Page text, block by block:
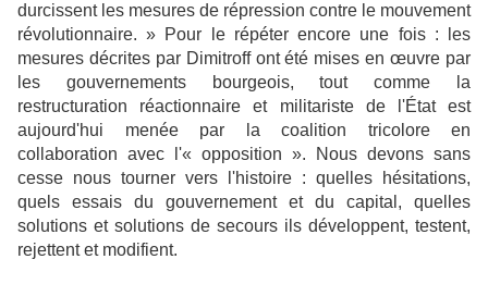
durcissent les mesures de répression contre le mouvement
révolutionnaire. » Pour le répéter encore une fois : les
mesures décrites par Dimitroff ont été mises en œuvre par
les gouvernements bourgeois, tout comme la
restructuration réactionnaire et militariste de l'État est
aujourd'hui menée par la coalition tricolore en
collaboration avec l'« opposition ». Nous devons sans
cesse nous tourner vers l'histoire : quelles hésitations,
quels essais du gouvernement et du capital, quelles
solutions et solutions de secours ils développent, testent,
rejettent et modifient.